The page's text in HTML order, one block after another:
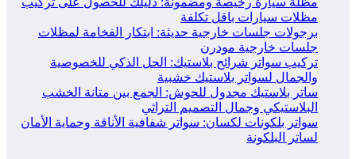
مظلات سيارات باقل تكلفة
برجولات جلسات خارجية حديثة: ابتكار الفخامة لمظلات
جلسات خارجية مودرن
تركيب سواتر شرائح بلاستيك: الحل الذكي للخصوصية
والجمال لسواتر بلاستيك خشبية
ساتر بلاستيك مجدول للحوش: الجمع بين متانة الخشب
البلاستيكي وجمال التصميم التراثي
سواتر بلكونات لكسان: سواتر شفافية الأناقة وحماية الأمان
لساتر البلكونة